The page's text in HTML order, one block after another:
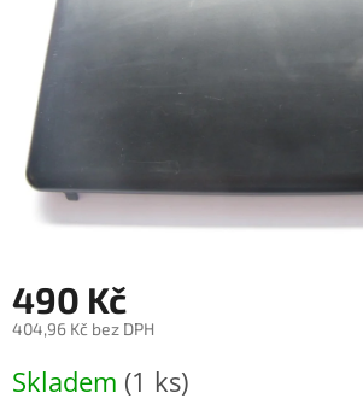
490 Kč
404,96 Kč bez DPH
cena:
Skladem (1 ks)